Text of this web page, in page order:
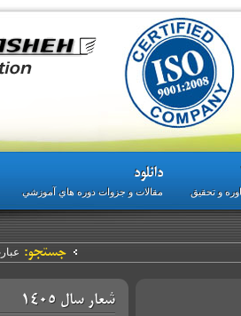
تحقیق
دانلود
مقالات و جزوات دوره هاي آموزشي
جستجو:
شعار سال 1405